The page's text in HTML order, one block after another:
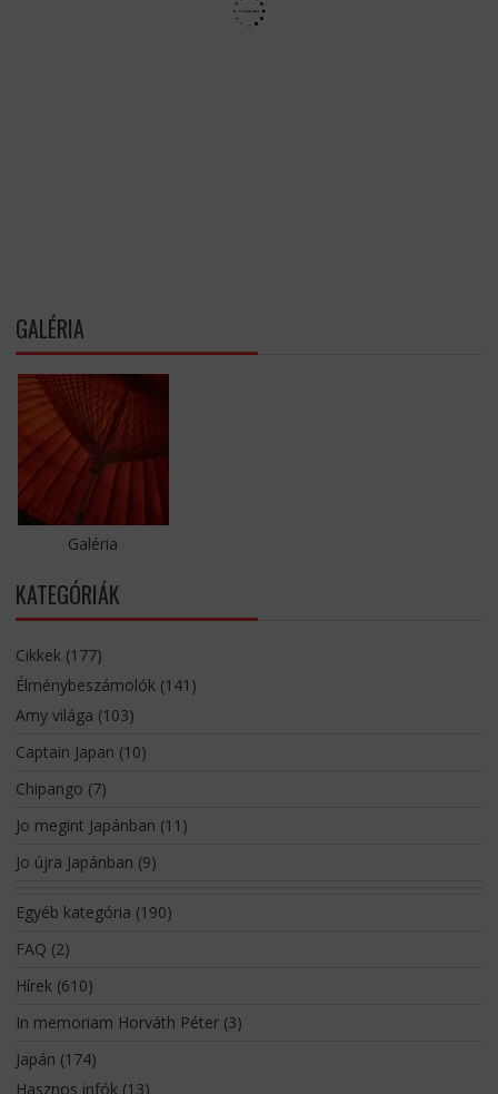
GALÉRIA
Galéria
KATEGÓRIÁK
Cikkek(177)
Élménybeszámolók(141)
Amy világa (103)
Captain Japan (10)
Chipango (7)
Jo megint Japánban (11)
Jo újra Japánban (9)
Egyéb kategória (190)
FAQ (2)
Hírek(610)
In memoriam Horváth Péter(3)
Japán (174)
Hasznos infók (13)